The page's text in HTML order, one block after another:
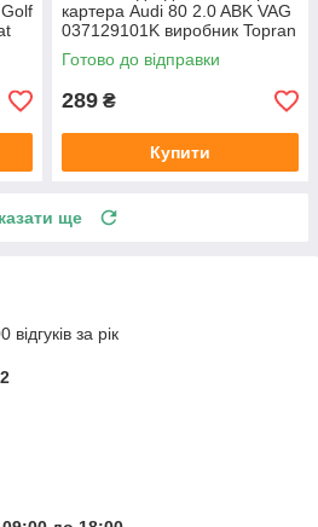
картера Audi 80 2.0 ABK VAG
037129101K виробник Topran
Німеччина
Готово до відправки
289 ₴
Купити
ще
за рік